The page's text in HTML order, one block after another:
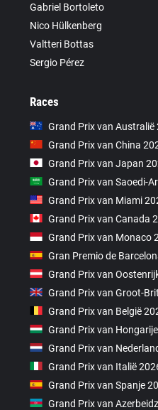
Gabriel Bortoleto
Nico Hülkenberg
Valtteri Bottas
Sergio Pérez
Races
Grand Prix van Australië
Grand Prix van China
Grand Prix van Japan
Grand Prix van Saoedi-
Grand Prix van Miami
Grand Prix van Canada
Grand Prix van Monaco
Gran Premio de
Grand Prix van
Grand Prix van Groot-
Grand Prix van België
Grand Prix van
Grand Prix van
Grand Prix van Italië
Grand Prix van Spanje
Grand Prix van